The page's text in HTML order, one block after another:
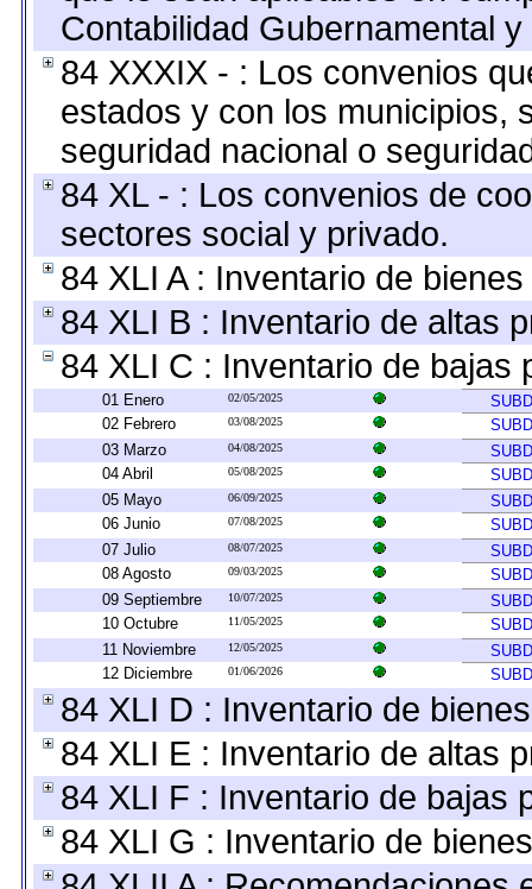
Contabilidad Gubernamental
84 XXXIX - : Los convenios
estados y con los municipios,
seguridad nacional o
84 XL - : Los convenios de
sectores social y privado.
84 XLI A : Inventario de
84 XLI B : Inventario de altas
84 XLI C : Inventario de bajas
01 Enero 02/05/2025
02 Febrero
03/08/2025
03 Marzo
04/08/2025
04 Abril
05/08/2025
05 Mayo
06/09/2025
06 Junio
07/08/2025
07 Julio
08/07/2025
08 Agosto
09/03/2025
09 Septiembre
10/07/2025
10 Octubre
11/05/2025
11 Noviembre
12/05/2025
12 Diciembre
01/06/2026
84 XLI D : Inventario de
84 XLI E : Inventario de altas
84 XLI F : Inventario de bajas
84 XLI G : Inventario de